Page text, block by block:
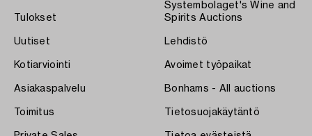
Tulokset
Uutiset
Kotiarviointi
Asiakaspalvelu
Toimitus
Systembolaget's Wine and
Spirits Auctions
Lehdistö
Avoimet työpaikat
Bonhams - All auctions
Tietosuojakäytäntö